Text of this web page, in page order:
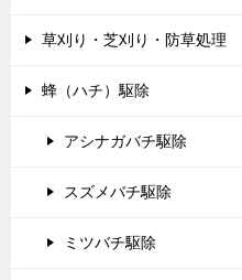
草刈り・芝刈り・防草処理
蜂（ハチ）駆除
アシナガバチ駆除
スズメバチ駆除
ミツバチ駆除